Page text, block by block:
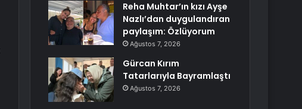
Reha Muhtar’ın kızı Ayşe
Nazlı’dan duygulandıran
paylaşım: Özlüyorum
Ağustos 7, 2026
Gürcan Kırım
Tatarlarıyla Bayramlaştı
Ağustos 7, 2026